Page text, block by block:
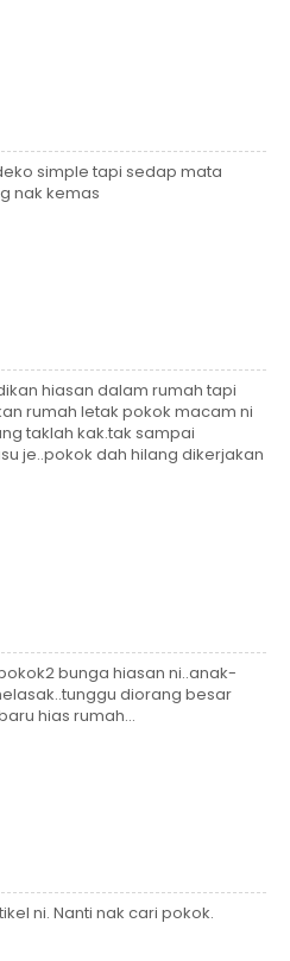
simple tapi sedap mata
nak kemas
hiasan dalam rumah tapi
rumah letak pokok macam ni
taklah kak.tak sampai
je..pokok dah hilang dikerjakan
bunga hiasan ni..anak-
diorang besar
hias rumah...
ni. Nanti nak cari pokok.